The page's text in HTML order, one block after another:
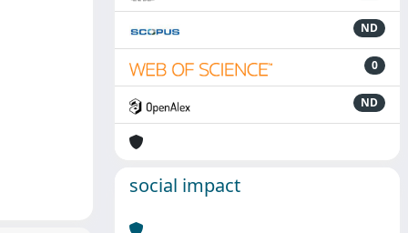
ND
0
ND
social impact